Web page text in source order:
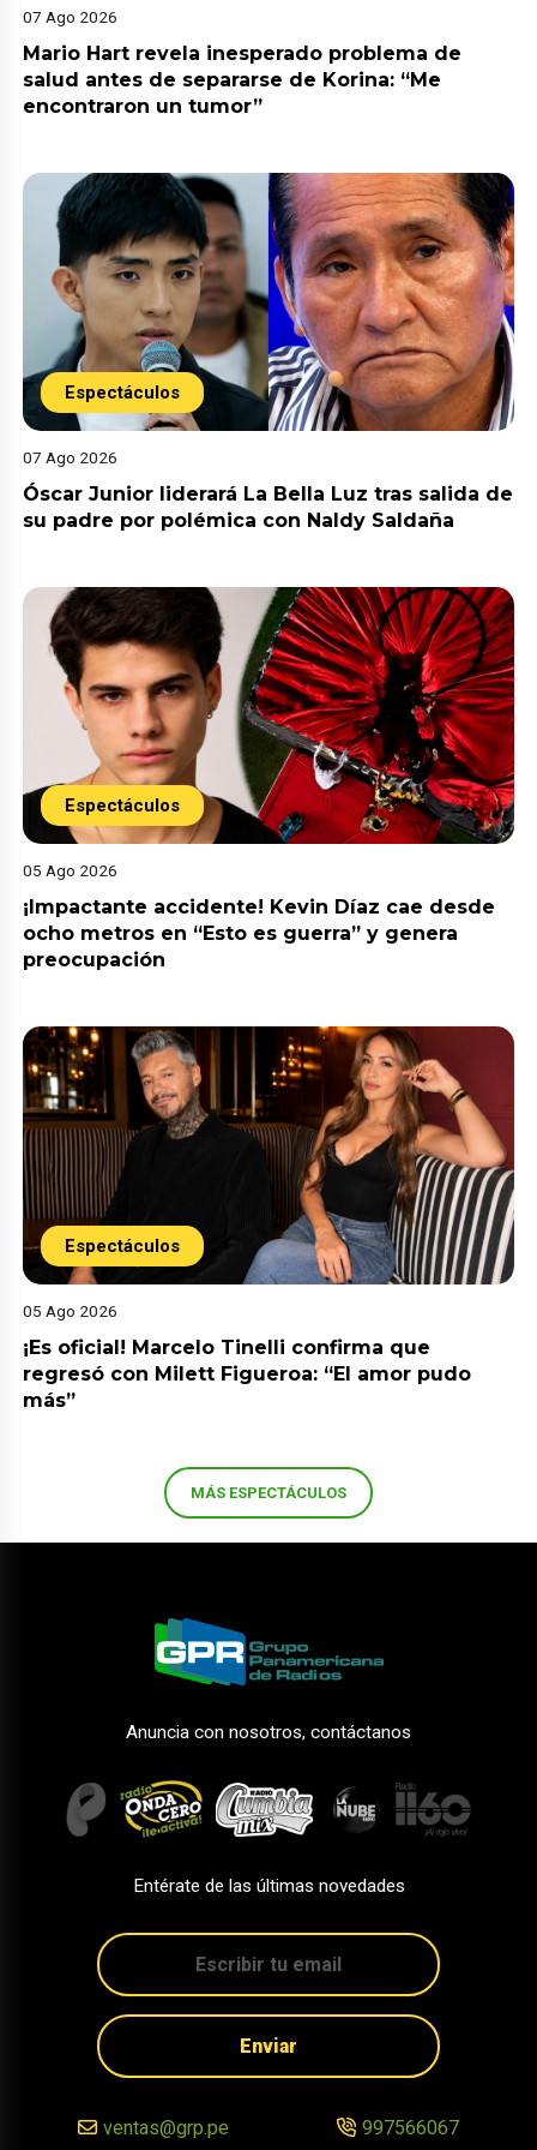
07 Ago 2026
Mario Hart revela inesperado problema de
salud antes de separarse de Korina: “Me
encontraron un tumor”
Espectáculos
07 Ago 2026
Óscar Junior liderará La Bella Luz tras salida de
su padre por polémica con Naldy Saldaña
Espectáculos
05 Ago 2026
¡Impactante accidente! Kevin Díaz cae desde
ocho metros en “Esto es guerra” y genera
preocupación
Espectáculos
05 Ago 2026
¡Es oficial! Marcelo Tinelli confirma que
regresó con Milett Figueroa: “El amor pudo
más”
MÁS ESPECTÁCULOS
Anuncia con nosotros, contáctanos
Entérate de las últimas novedades
Enviar
ventas@grp.pe 997566067